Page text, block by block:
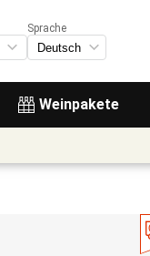
Weinpakete
Sprache